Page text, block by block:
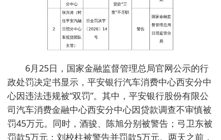
6月25日，国家金融监督管理总局官网公示的行
政处罚决定书显示，平安银行汽车消费中心西安分中
心因违法违规被“双罚”。其中，平安银行股份有限公
司汽车消费金融中心西安分中心因贷款调查不审慎被
罚45万元。同时，酒骏、陈旭分别被警告；弓卫东被
罚款5万元；刘校柱被警告并罚款5万元。两天之前，